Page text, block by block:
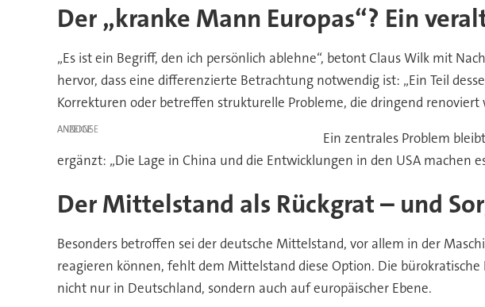
Der „kranke Mann Europas“? Ein
„Es ist ein Begriff, den ich persönlich ablehne“, betont Claus Wilk mit
hervor, dass eine differenzierte Betrachtung notwendig ist: „Ein Teil
Korrekturen oder betreffen strukturelle Probleme, die dringend renoviert
ANZEIGE
Ein zentrales Problem
ergänzt: „Die Lage in China und die Entwicklungen in den USA machen
Der Mittelstand als Rückgrat – und
Besonders betroffen sei der deutsche Mittelstand, vor allem in der
reagieren können, fehlt dem Mittelstand diese Option. Die
nicht nur in Deutschland, sondern auch auf europäischer Ebene.